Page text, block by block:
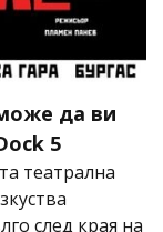
да ви
5
театрална
след края на